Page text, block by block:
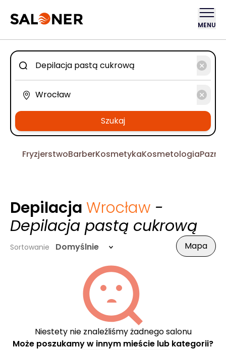
MENU
Szukaj
FryzjerstwoBarberKosmetykaKosmetologia
Depilacja Wrocław -
Depilacja pastą cukrową
Sortowanie Domyślnie Mapa
Niestety nie znaleźliśmy żadnego salonu
Może poszukamy w innym mieście lub kategorii?